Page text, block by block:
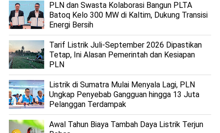
PLN dan Swasta Kolaborasi Bangun PLTA
Batoq Kelo 300 MW di Kaltim, Dukung Transisi
Energi Bersih
Tarif Listrik Juli-September 2026 Dipastikan
Tetap, Ini Alasan Pemerintah dan Kesiapan
PLN
Listrik di Sumatra Mulai Menyala Lagi, PLN
Ungkap Penyebab Gangguan hingga 13 Juta
Pelanggan Terdampak
Awal Tahun Biaya Tambah Daya Listrik Terjun